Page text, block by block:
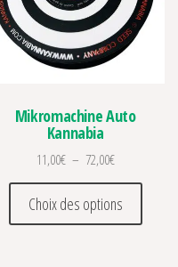
à 90,00€
a plusieurs variations. Les
Mikromachine Auto
Kannabia
11,00€ – 72,00€Plage de prix
Choix des options
Ce